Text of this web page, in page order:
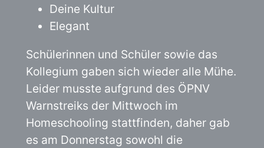
Deine Kultur
Elegant
Schülerinnen und Schüler sowie das
Kollegium gaben sich wieder alle Mühe.
Leider musste aufgrund des ÖPNV
Warnstreiks der Mittwoch im
Homeschooling stattfinden, daher gab
es am Donnerstag sowohl die